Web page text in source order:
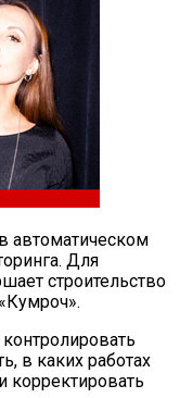
автоматическом
Для
строительство
в каких работах
корректировать